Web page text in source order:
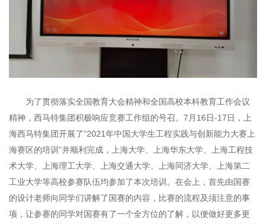
为了贯彻落实全国教育大会精神和全国高校本科教育工作会议
精神，西马特集团积极响应竞赛工作组的号召。7月16日-17日，上
海西马特集团开展了“2021年中国大学生工程实践与创新能力大赛上
海赛区的培训”并顺利完成，上海大学、上海华东大学、上海工程技
术大学、上海理工大学、上海交通大学、上海同济大学、上海第二
工业大学等高校参赛队伍均参加了本次培训。在会上，首先由国赛
的设计老师向同学们讲解了国赛的内容，比赛的流程及须注意的事
项，让参赛的同学对国赛有了一个全方位的了解，以便做好更多更